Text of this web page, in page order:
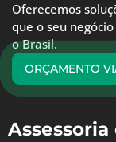
Oferecemos
que o seu
o Brasil.
ORÇAMENTO